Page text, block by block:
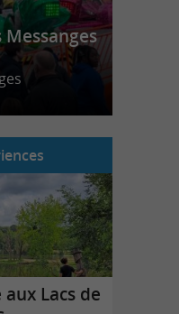
Lacs de